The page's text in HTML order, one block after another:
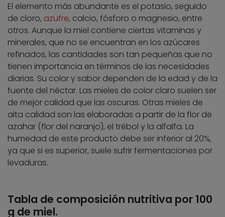
El elemento más abundante es el potasio, seguido
de cloro, azufre, calcio, fósforo o magnesio, entre
otros. Aunque la miel contiene ciertas vitaminas y
minerales, que no se encuentran en los azúcares
refinados, las cantidades son tan pequeñas que no
tienen importancia en términos de las necesidades
diarias. Su color y sabor dependen de la edad y de la
fuente del néctar. Las mieles de color claro suelen ser
de mejor calidad que las oscuras. Otras mieles de
alta calidad son las elaboradas a partir de la flor de
azahar (flor del naranjo), el trébol y la alfalfa. La
humedad de este producto debe ser inferior al 20%,
ya que si es superior, suele sufrir fermentaciones por
levaduras.
Tabla de composición nutritiva por 100
g de miel.